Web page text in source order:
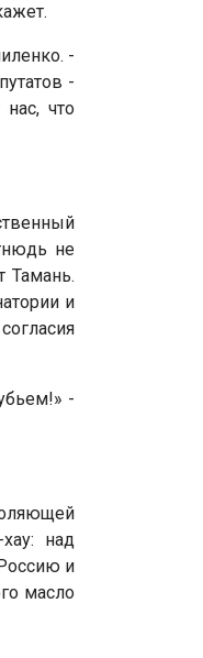
-
-
что
не
Тамань.
и
-
над
и
масло